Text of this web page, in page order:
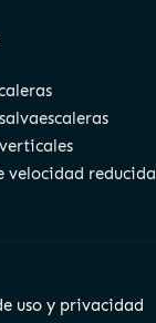
velocidad reducida
uso y privacidad